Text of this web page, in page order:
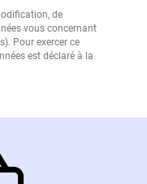
de
vous concernant
Pour exercer ce
est déclaré à la